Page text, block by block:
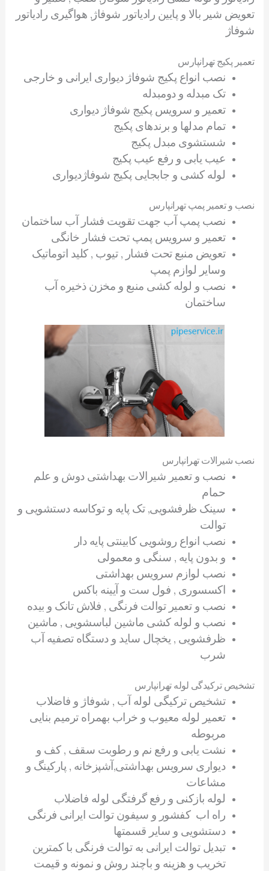
تعویض شیر بالا و پایین رادیاتور شوفاژ, هواگیری رادیاتور
شوفاژ
تعمیر پکیج تهرانپارس
نصب انواع پکیج شوفاژ دیواری ایرانی و خارجی
تک مبدله و دومبدله
تعمیر و سرویس پکیج شوفاژ دیواری
تمام مدلها و برندهای پکیج
شستشوی مبدل پکیج
عیب یابی و رفع عیب پکیج
لوله کشی و جابجایی پکیج شوفاژدیواری
نصب و تعمیر پمپ تهرانپارس
نصب پمپ آب جهت تقویت فشار آب ساختمان
تعمیر و سرویس پمپ تحت فشار خانگی
تعویض منبع تحت فشار , تیوب , کلید اتوماتیک
وسایر لوازم پمپ
نصب و لوله کشی منبع و مخزن ذخیره آب
ساختمان
نصب شیرالات تهرانپارس
نصب و تعمیر شیرالات بهداشتی دوش و علم
حمام
سینک ظرفشویی, تک پایه و توکاسه دستشویی و
توالت
نصب انواع روشویی کابینتی پایه دار
و بدون پایه , سنگی و معمولی
نصب لوازم سرویس بهداشتی
اکسسوری , فول ست و آیینه باکس
نصب و تعمیر توالت فرنگی , فلاش تانک و بیده
نصب و لوله کشی ماشین لباسشویی , ماشین
ظرفشویی , یخچال ساید و دستگاه تصفیه آب
شرب
تشخیص ترکیدگی لوله تهرانپارس
تشخیص ترکیگی لوله آب , شوفاژ و فاضلاب
تعمیر لوله معیوب و خراب بهمراه ترمیم بنایی
مربوطه
نشت یابی و رفع نم و رطوبت سقف , کف و
دیواری سرویس بهداشتی,آشپزخانه , پارکینگ و
مشاعات
لوله بازکنی و رفع گرفتگی لوله فاضلاب
راه اب کفشور و سیفون توالت ایرانی فرنگی
دستشویی و سایر قسمتها
تبدیل توالت ایرانی به توالت فرنگی با کمترین
تخریب و هزینه و باچند روش و نمونه و قیمت